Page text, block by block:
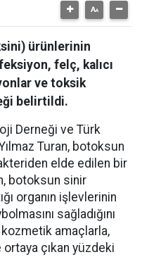
ürünlerinin
felç, kalıcı
ve toksik
belirtildi.
Derneği ve Türk
Turan, botoksun
elde edilen bir
botoksun sinir
organın işlevlerinin
sağladığını
amaçlarla,
çıkan yüzdeki